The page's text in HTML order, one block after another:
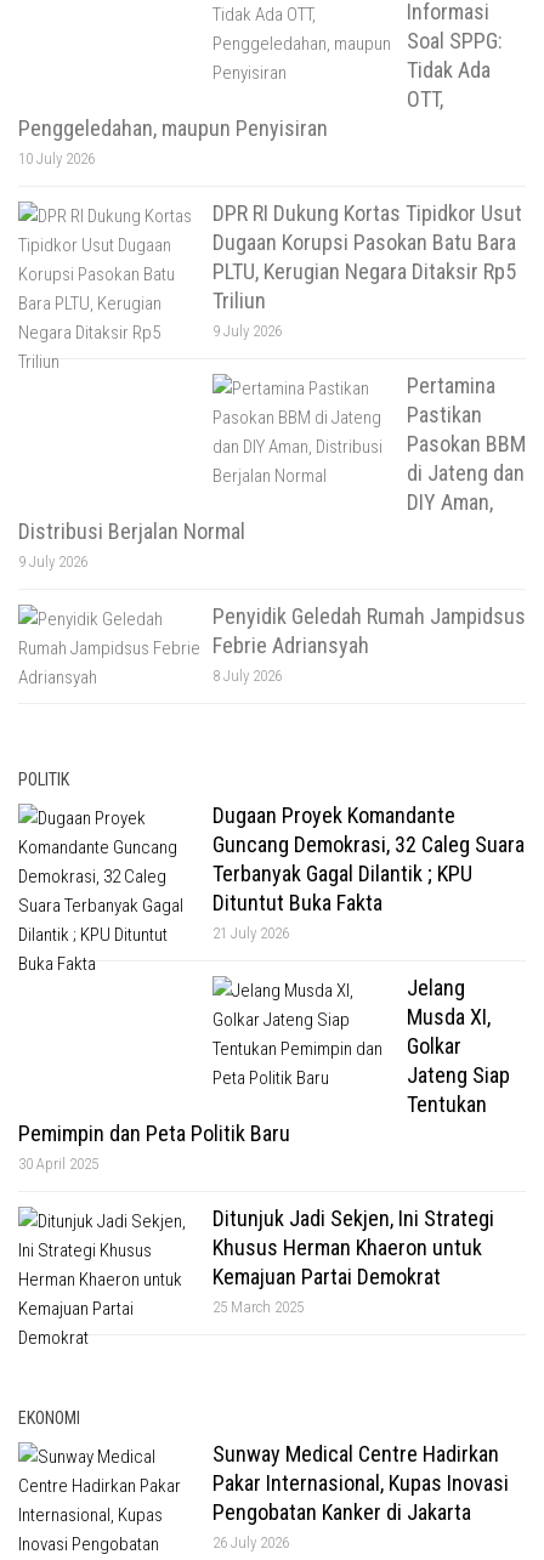
Informasi
Soal SPPG:
Tidak Ada
OTT,
Penggeledahan, maupun Penyisiran
10 July 2026
DPR RI Dukung Kortas Tipidkor Usut
Dugaan Korupsi Pasokan Batu Bara
PLTU, Kerugian Negara Ditaksir Rp5
Triliun
9 July 2026
Pertamina
Pastikan
Pasokan BBM
di Jateng dan
DIY Aman,
Distribusi Berjalan Normal
9 July 2026
Penyidik Geledah Rumah Jampidsus
Febrie Adriansyah
8 July 2026
POLITIK
Dugaan Proyek Komandante
Guncang Demokrasi, 32 Caleg Suara
Terbanyak Gagal Dilantik ; KPU
Dituntut Buka Fakta
21 July 2026
Jelang
Musda XI,
Golkar
Jateng Siap
Tentukan
Pemimpin dan Peta Politik Baru
30 April 2025
Ditunjuk Jadi Sekjen, Ini Strategi
Khusus Herman Khaeron untuk
Kemajuan Partai Demokrat
25 March 2025
EKONOMI
Sunway Medical Centre Hadirkan
Pakar Internasional, Kupas Inovasi
Pengobatan Kanker di Jakarta
26 July 2026